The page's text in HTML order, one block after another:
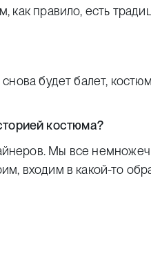
как правило, есть
будет балет,
костюма?
Мы все
входим в какой-то